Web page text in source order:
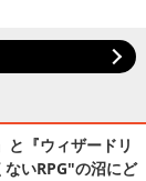
と『ウィザードリ
いRPG"の沼にど